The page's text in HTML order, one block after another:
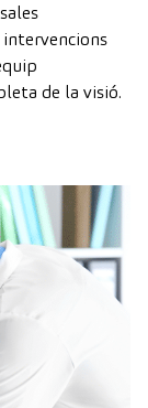
de la visió.